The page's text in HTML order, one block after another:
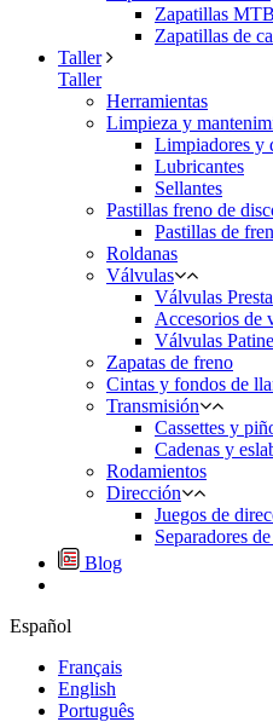
Zapatillas
Zapatillas de
Taller
Taller
Herramientas
Limpieza y
Limpiadores y
Lubricantes
Sellantes
Pastillas freno de
Pastillas de
Roldanas
Válvulas
Válvulas Presta
Accesorios de
Válvulas
Zapatas de freno
Cintas y fondos de
Transmisión
Cassettes y
Cadenas y
Rodamientos
Dirección
Juegos de
Separadores
Blog
Español
Français
English
Português